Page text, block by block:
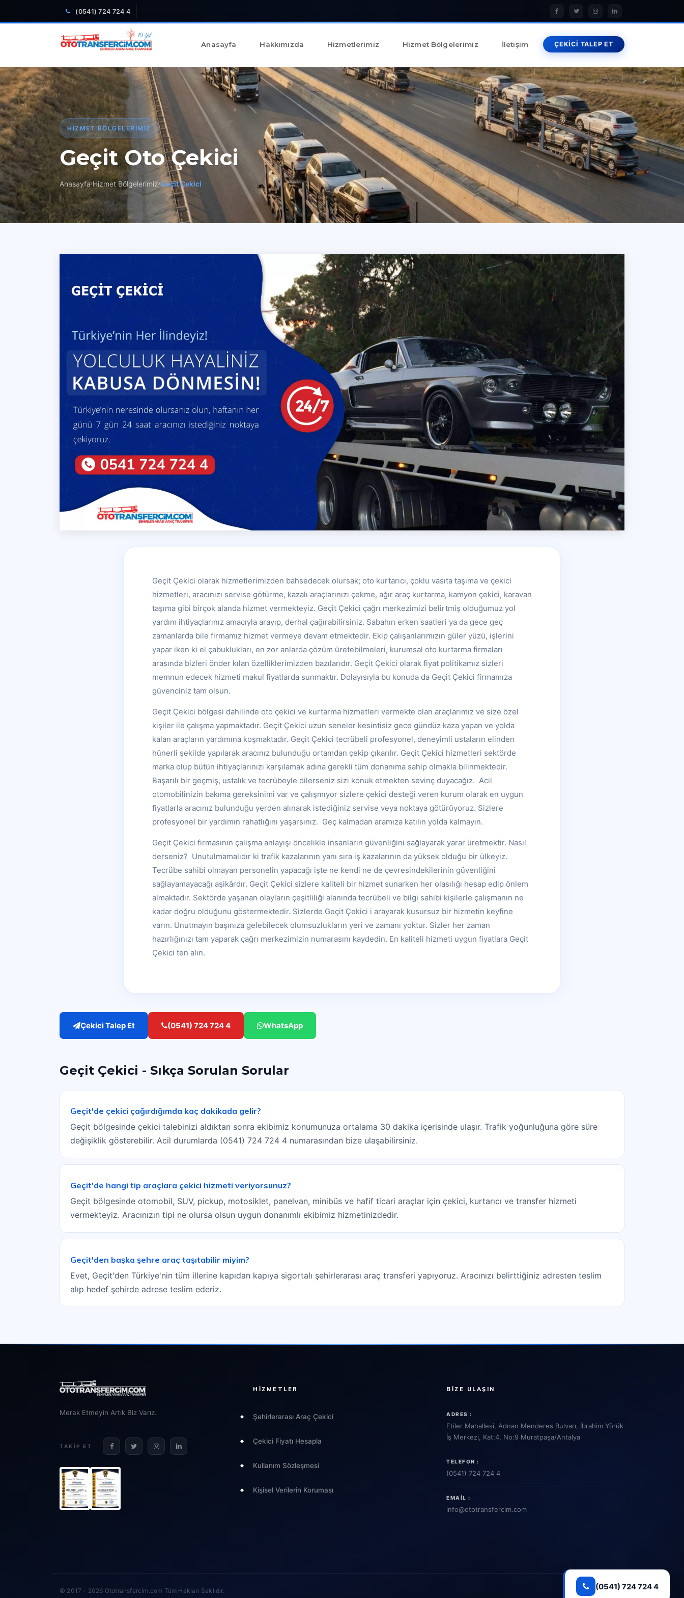
(0541) 724 724 4
Anasayfa Hakkımızda Hizmetlerimiz Hizmet Bölgelerimiz İletişim ÇEKİCİ TALEP ET
HIZMET BÖLGELERIMIZ
Geçit Oto Çekici
Anasayfa Hizmet Bölgelerimiz Geçit Çekici
Geçit Çekici olarak hizmetlerimizden bahsedecek olursak; oto kurtarıcı, çoklu vasıta taşıma ve çekici
hizmetleri, aracınızı servise götürme, kazalı araçlarınızı çekme, ağır araç kurtarma, kamyon çekici, karavan
taşıma gibi birçok alanda hizmet vermekteyiz. Geçit Çekici çağrı merkezimizi belirtmiş olduğumuz yol
yardım ihtiyaçlarınız amacıyla arayıp, derhal çağırabilirsiniz. Sabahın erken saatleri ya da gece geç
zamanlarda bile firmamız hizmet vermeye devam etmektedir. Ekip çalışanlarımızın güler yüzü, işlerini
yapar iken ki el çabuklukları, en zor anlarda çözüm üretebilmeleri, kurumsal oto kurtarma firmaları
arasında bizleri önder kılan özelliklerimizden bazılarıdır. Geçit Çekici olarak fiyat politikamız sizleri
memnun edecek hizmeti makul fiyatlarda sunmaktır. Dolayısıyla bu konuda da Geçit Çekici firmamıza
güvenciniz tam olsun.
Geçit Çekici bölgesi dahilinde oto çekici ve kurtarma hizmetleri vermekte olan araçlarımız ve size özel
kişiler ile çalışma yapmaktadır. Geçit Çekici uzun seneler kesintisiz gece gündüz kaza yapan ve yolda
kalan araçların yardımına koşmaktadır. Geçit Çekici tecrübeli profesyonel, deneyimli ustaların elinden
hünerli şekilde yapılarak aracınız bulunduğu ortamdan çekip çıkarılır. Geçit Çekici hizmetleri sektörde
marka olup bütün ihtiyaçlarınızı karşılamak adına gerekli tüm donanıma sahip olmakla bilinmektedir.
Başarılı bir geçmiş, ustalık ve tecrübeyle dilerseniz sizi konuk etmekten sevinç duyacağız. Acil
otomobilinizin bakıma gereksinimi var ve çalışmıyor sizlere çekici desteği veren kurum olarak en uygun
fiyatlarla aracınız bulunduğu yerden alınarak istediğiniz servise veya noktaya götürüyoruz. Sizlere
profesyonel bir yardımın rahatlığını yaşarsınız. Geç kalmadan aramıza katılın yolda kalmayın.
Geçit Çekici firmasının çalışma anlayışı öncelikle insanların güvenliğini sağlayarak yarar üretmektir. Nasıl
derseniz? Unutulmamalıdır ki trafik kazalarının yanı sıra iş kazalarının da yüksek olduğu bir ülkeyiz.
Tecrübe sahibi olmayan personelin yapacağı işte ne kendi ne de çevresindekilerinin güvenliğini
sağlayamayacağı aşikârdır. Geçit Çekici sizlere kaliteli bir hizmet sunarken her olasılığı hesap edip önlem
almaktadır. Sektörde yaşanan olayların çeşitliliği alanında tecrübeli ve bilgi sahibi kişilerle çalışmanın ne
kadar doğru olduğunu göstermektedir. Sizlerde Geçit Çekici i arayarak kusursuz bir hizmetin keyfine
varın. Unutmayın başınıza gelebilecek olumsuzlukların yeri ve zamanı yoktur. Sizler her zaman
hazırlığınızı tam yaparak çağrı merkezimizin numarasını kaydedin. En kaliteli hizmeti uygun fiyatlara Geçit
Çekici ten alın.
Çekici Talep Et (0541) 724 724 4 WhatsApp
Geçit Çekici - Sıkça Sorulan Sorular
Geçit'de çekici çağırdığımda kaç dakikada gelir?
Geçit bölgesinde çekici talebinizi aldıktan sonra ekibimiz konumunuza ortalama 30 dakika içerisinde ulaşır. Trafik yoğunluğuna göre süre
değişiklik gösterebilir. Acil durumlarda (0541) 724 724 4 numarasından bize ulaşabilirsiniz.
Geçit'de hangi tip araçlara çekici hizmeti veriyorsunuz?
Geçit bölgesinde otomobil, SUV, pickup, motosiklet, panelvan, minibüs ve hafif ticari araçlar için çekici, kurtarıcı ve transfer hizmeti
vermekteyiz. Aracınızın tipi ne olursa olsun uygun donanımlı ekibimiz hizmetinizdedir.
Geçit'den başka şehre araç taşıtabilir miyim?
Evet, Geçit'den Türkiye'nin tüm illerine kapıdan kapıya sigortalı şehirlerarası araç transferi yapıyoruz. Aracınızı belirttiğiniz adresten teslim
alıp hedef şehirde adrese teslim ederiz.
Merak Etmeyin Artık Biz Varız.
TAKIP ET
HIZMETLER
Şehirlerarası Araç Çekici
Çekici Fiyatı Hesapla
Kullanım Sözleşmesi
Kişisel Verilerin Koruması
BIZE ULAŞIN
ADRES :
Etiler Mahallesi, Adnan Menderes Bulvarı, İbrahim Yörük
İş Merkezi, Kat:4, No:9 Muratpaşa/Antalya
TELEFON :
(0541) 724 724 4
EMAIL :
info@ototransfercim.com
© 2017 - 2026 Ototransfercim.com Tüm Hakları Saklıdır. Gizlilik Politikası
(0541) 724 724 4